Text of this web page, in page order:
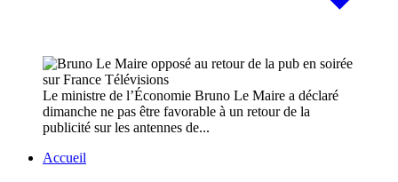
Le ministre de l’Économie Bruno Le Maire a déclaré
dimanche ne pas être favorable à un retour de la
publicité sur les antennes de...
Accueil